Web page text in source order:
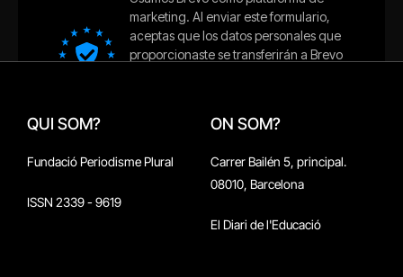
QUI SOM?
Fundació Periodisme Plural
ISSN 2339 - 9619
ON SOM?
Carrer Bailén 5, principal.
08010, Barcelona
El Diari de l'Educació